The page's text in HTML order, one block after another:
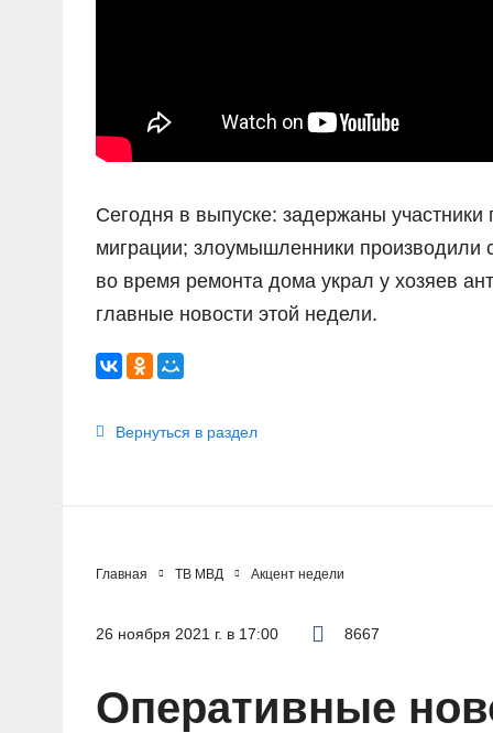
Сегодня в выпуске: задержаны
миграции; злоумышленники
во время ремонта дома украл у хозяев
главные новости этой недели.
Вернуться в раздел
Главная ТВ МВД Акцент недели
26 ноября 2021 г. в 17:00 8667
Оперативные